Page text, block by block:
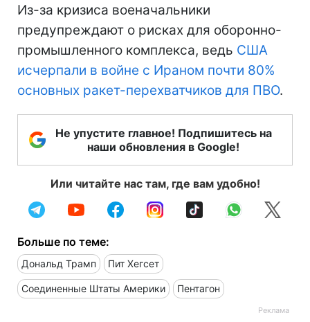
Из-за кризиса военачальники
предупреждают о рисках для оборонно-
промышленного комплекса, ведь США
исчерпали в войне с Ираном почти 80%
основных ракет-перехватчиков для ПВО.
Не упустите главное! Подпишитесь на
наши обновления в Google!
Или читайте нас там, где вам удобно!
Больше по теме:
Дональд Трамп Пит Хегсет
Соединенные Штаты Америки Пентагон